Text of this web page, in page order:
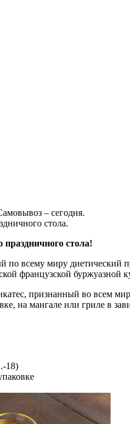
– сегодня.
стола.
стола!
по всему миру диетический
французской буржуазной
признанный во всем
на мангале или гриле в
18)